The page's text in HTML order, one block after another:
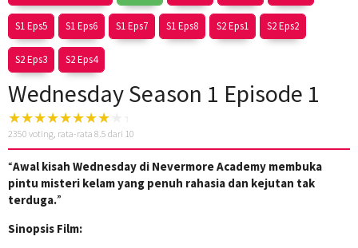
S1 Eps5 S1 Eps6 S1 Eps7 S1 Eps8 S2 Eps1 S2 Eps2
S2 Eps3 S2 Eps4
Wednesday Season 1 Episode 1
2350 voting, rata-rata 8.5 dari 10
“Awal kisah Wednesday di Nevermore Academy membuka
pintu misteri kelam yang penuh rahasia dan kejutan tak
terduga.”
Sinopsis Film: